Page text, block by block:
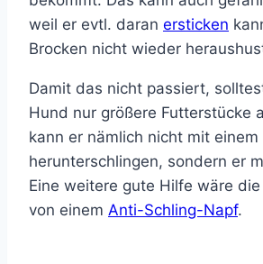
weil er evtl. daran ersticken
Brocken nicht wieder
Damit das nicht passiert,
Hund nur größere Futterstücke
kann er nämlich nicht mit einem
herunterschlingen, sondern er
Eine weitere gute Hilfe wäre
von einem Anti-Schling-Napf.